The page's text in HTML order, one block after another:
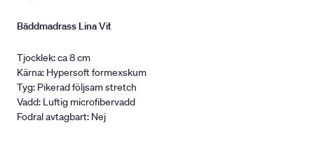
Bäddmadrass Lina Vit
Tjocklek: ca 8 cm
Kärna: Hypersoft formexskum
Tyg: Pikerad följsam stretch
Vadd: Luftig microfibervadd
Fodral avtagbart: Nej